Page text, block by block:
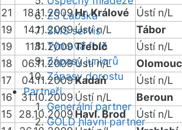
ZŠ Labská
SMS servis
Týmová fota
Zápasy juniorů
Zápasy dorostu
Partneři
Generální partner
GOLD hlavní partner
21
18.11.2009Hr. Králové Ústí n/L
19
14.11.2009Ústí n/L Tábor
19
11.11.2009Třebíč Ústí n/L
18
06.11.2009Ústí n/L Olomouc
17
04.11.2009Kadaň Ústí n/L
16
31.10.2009 Ústí n/L Beroun
15
28.10.2009Havl. Brod Ústí n/L